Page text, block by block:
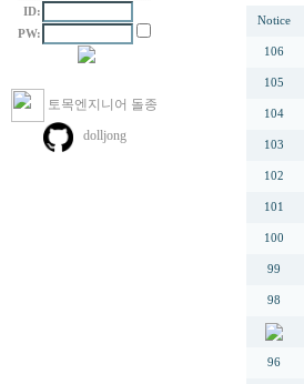
ID:
PW:
토목엔지니어 돌종
dolljong
Notice
106
105
104
103
102
101
100
99
98
96